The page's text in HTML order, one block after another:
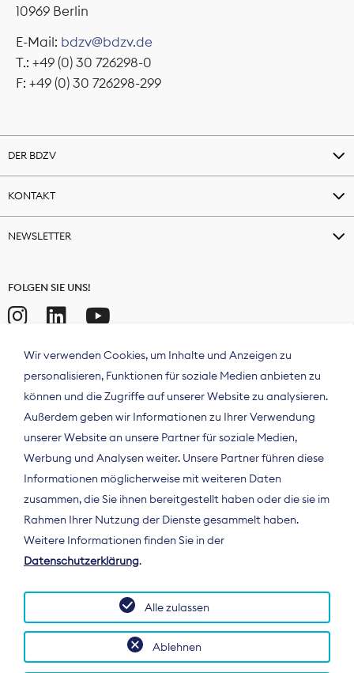
10969 Berlin
E-Mail: bdzv@bdzv.de
T.: +49 (0) 30 726298-0
F: +49 (0) 30 726298-299
DER BDZV
KONTAKT
NEWSLETTER
FOLGEN SIE UNS!
Der Bundesverband Digitalpublisher und
Zeitungsverleger (BDZV) vertritt als
Spitzenorganisation die Interessen der
Deutschland und auf EU-Ebene.
Wir verwenden Cookies, um Inhalte und Anzeigen zu
personalisieren, Funktionen für soziale Medien anbieten zu
können und die Zugriffe auf unserer Website zu analysieren.
Außerdem geben wir Informationen zu Ihrer Verwendung
unserer Website an unsere Partner für soziale Medien,
Werbung und Analysen weiter. Unsere Partner führen diese
Informationen möglicherweise mit weiteren Daten
zusammen, die Sie ihnen bereitgestellt haben oder die sie im
Rahmen Ihrer Nutzung der Dienste gesammelt haben.
Weitere Informationen finden Sie in der
Datenschutzerklärung.
Ablehnen
Alle zulassen